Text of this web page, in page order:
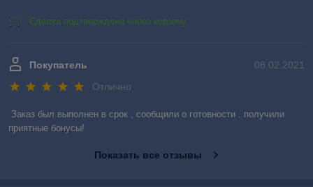
Сделка подтверждена через корзину
08.02.2021
Покупатель
Отлично
Заказ был выполнен в срок , сообщили о готовности . получили
приятные бонусы!
Показать все отзывы